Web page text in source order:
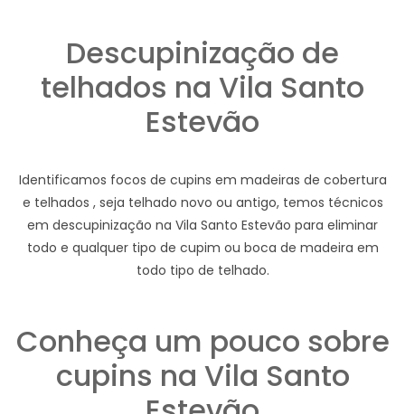
Descupinização de
telhados na Vila Santo
Estevão
Identificamos focos de cupins em madeiras de cobertura
e telhados , seja telhado novo ou antigo, temos técnicos
em descupinização na Vila Santo Estevão para eliminar
todo e qualquer tipo de cupim ou boca de madeira em
todo tipo de telhado.
Conheça um pouco sobre
cupins na Vila Santo